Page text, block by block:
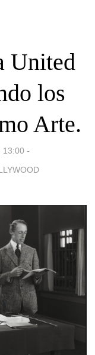
United
los
Arte.
13:00 -